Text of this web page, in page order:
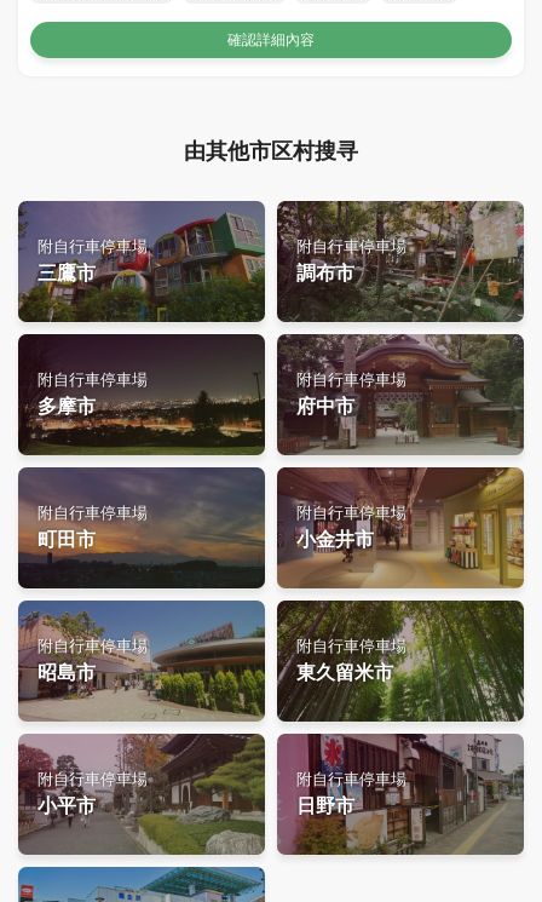
確認詳細內容
由其他市区村搜寻
附自行車停車場
三鷹市
附自行車停車場
調布市
附自行車停車場
多摩市
附自行車停車場
府中市
附自行車停車場
町田市
附自行車停車場
小金井市
附自行車停車場
昭島市
附自行車停車場
東久留米市
附自行車停車場
小平市
附自行車停車場
日野市